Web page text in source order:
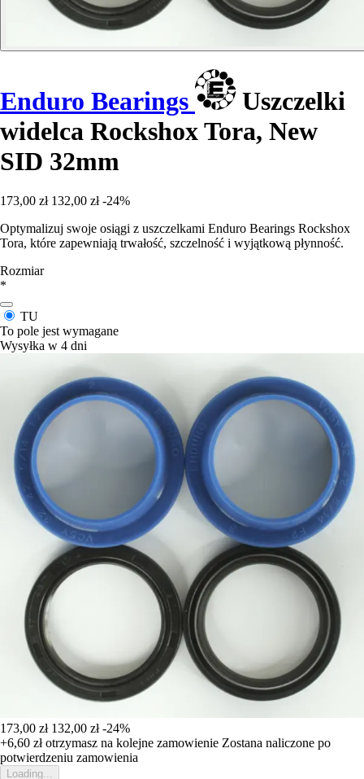
Enduro Bearings
Uszczelki
widelca Rockshox Tora, New
SID 32mm
173,00 zł 132,00 zł -24%
Optymalizuj swoje osiągi z uszczelkami Enduro Bearings Rockshox
Tora, które zapewniają trwałość, szczelność i wyjątkową płynność.
Rozmiar
*
TU
To pole jest wymagane
Wysyłka w 4 dni
173,00 zł 132,00 zł -24%
+6,60 złotrzymasz na kolejne zamowienie Zostana naliczone po
potwierdzeniu zamowienia
Loading...